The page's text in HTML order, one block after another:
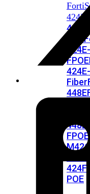
424E
424E-
424E-
FPOE
424E-
Fiber
448E
448E-
FPOE
424F-
POE